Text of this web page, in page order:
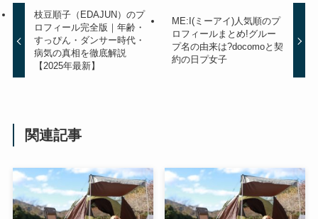
枝豆順子（EDAJUN）のプ
ロフィール完全版｜年齢・
すっぴん・ダンサー時代・
病気の真相を徹底解説
【2025年最新】
ME:I(ミーアイ)人気順のプ
ロフィールまとめ!グルー
プ名の由来は?docomoと契
約の日プ女子
関連記事